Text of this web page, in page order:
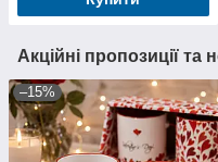
Акційні пропозиції та
–15%